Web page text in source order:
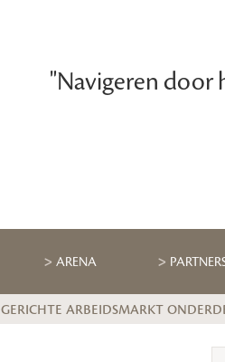
"Navigeren door
ARENA